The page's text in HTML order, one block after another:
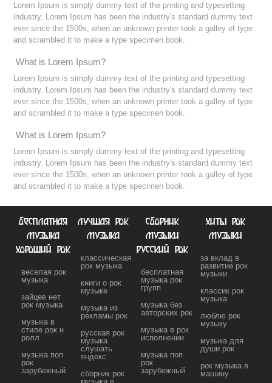
Lorem Ipsum is simply dummy text of the printing and typesetting
industry. Lorem Ipsum has been the industry's standard dummy text
ever since the 1500s, when an unknown printer took a galley of type
and scrambled it to make a type specimen book.
What is Lorem Ipsum?
Lorem Ipsum is simply dummy text of the printing and typesetting
industry. Lorem Ipsum has been the industry's standard dummy text
ever since the 1500s, when an unknown printer took a galley of type
and scrambled it to make a type specimen book.
What is Lorem Ipsum?
Lorem Ipsum is simply dummy text of the printing and typesetting
industry. Lorem Ipsum has been the industry's standard dummy text
ever since the 1500s, when an unknown printer took a galley of type
and scrambled it to make a type specimen book.
бесплатная
музыка
хороший рок
веселая рок
музыка
зайцев нет
рок музыка
музыка в
стиле рок н
ролл
музыка поп
рок
зарубежный
лучшая рок
музыка
классическая
рок музыка
книги о рок
музыке
музыка из
рекламы рок
русская рок
музыка
слушать
яндекс
сборник рок
сборник
музыки
русский рок
бесплатная
музыка рок
групп
музыка без
авторских рок
музыка в рок
исполнении
музыка поп
рок
зарубежный
хиты рок
музыки
за вклад в
развитие рок
музыки
классик рок
музыка
люблю рок
музыку
музыка для
души рок
рок музыка в
машину